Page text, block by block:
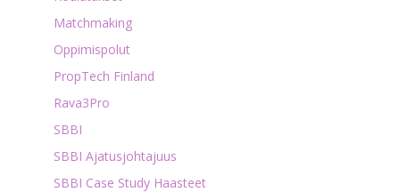
Matchmaking
Oppimispolut
PropTech Finland
Rava3Pro
SBBI
SBBI Ajatusjohtajuus
SBBI Case Study Haasteet